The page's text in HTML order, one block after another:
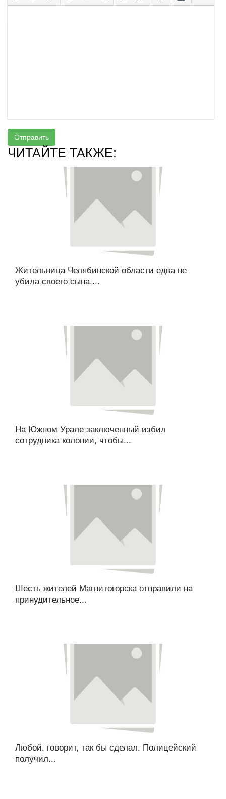
Отправить
ЧИТАЙТЕ ТАКЖЕ:
Жительница Челябинской области едва не
убила своего сына,...
На Южном Урале заключенный избил
сотрудника колонии, чтобы...
Шесть жителей Магнитогорска отправили на
принудительное...
Любой, говорит, так бы сделал. Полицейский
получил...